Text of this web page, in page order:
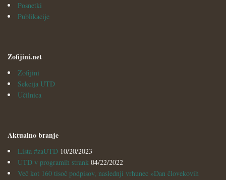
Posnetki
Publikacije
Zofijini.net
Zofijini
Sekcija UTD
Učilnica
Aktualno branje
Lista #zaUTD 10/20/2023
UTD v programih strank 04/22/2022
Več kot 160 tisoč podpisov, naslednji vrhunec »Dan človekovih